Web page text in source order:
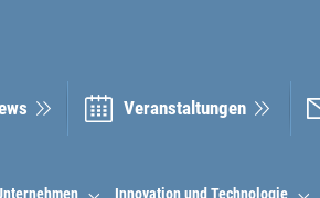
Innovation und Technologie
Veranstal­tungen